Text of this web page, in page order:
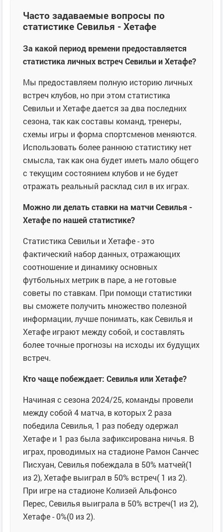
Часто задаваемые вопросы по
статистике Севилья - Хетафе
За какой период времени предоставляется
статистика личных встреч Севильи и Хетафе?
Мы предоставляем полную историю личных
встреч клубов, но при этом статистика
Севильи и Хетафе дается за два последних
сезона, так как составы команд, тренеры,
схемы игры и форма спортсменов меняются.
Использовать более раннюю статистику нет
смысла, так как она будет иметь мало общего
с текущим состоянием клубов и не будет
отражать реальный расклад сил в их играх.
Можно ли делать ставки на матчи Севилья -
Хетафе по нашей статистике?
Статистика Севильи и Хетафе - это
фактический набор данных, отражающих
соотношение и динамику основных
футбольных метрик в паре, а не готовые
советы по ставкам. При помощи статистики
вы сможете получить множество полезной
информации, лучше понимать, как Севилья и
Хетафе играют между собой, и составлять
более точные прогнозы на исходы их будущих
встреч.
Кто чаще побеждает: Севилья или Хетафе?
Начиная с сезона 2024/25, команды провели
между собой 4 матча, в которых 2 раза
победила Севилья, 1 раз победу одержал
Хетафе и 1 раз была зафиксирована ничья. В
играх, проводимых на стадионе Рамон Санчес
Писхуан, Севилья побеждала в 50% матчей(1
из 2), Хетафе выиграл в 50% встреч( 1 из 2).
При игре на стадионе Колизей Альфонсо
Перес, Севилья выиграла в 50% встреч(1 из 2),
Хетафе - 0%(0 из 2).